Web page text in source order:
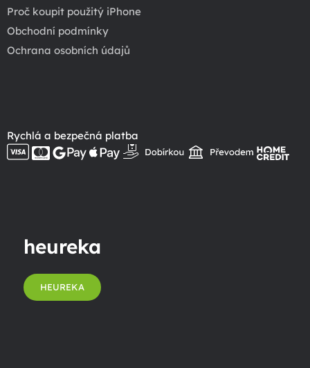
Proč koupit použitý iPhone
Obchodní podmínky
Ochrana osobních údajů
Rychlá a bezpečná platba
heureka
HEUREKA